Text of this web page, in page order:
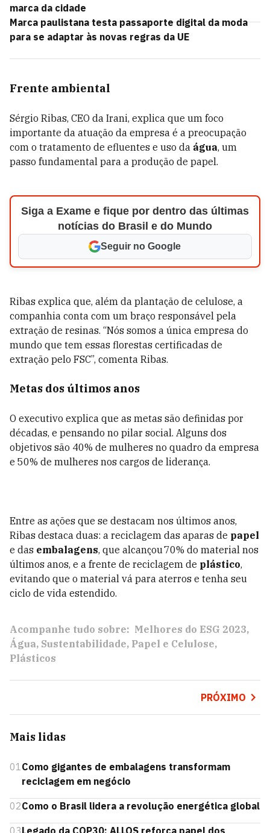
marca da cidade
Marca paulistana testa passaporte digital da moda
para se adaptar às novas regras da UE
Frente ambiental
Sérgio Ribas, CEO da Irani, explica que um foco
importante da atuação da empresa é a preocupação
com o tratamento de efluentes e uso da água, um
passo fundamental para a produção de papel.
Siga a Exame e fique por dentro das últimas
notícias do Brasil e do Mundo
Seguir no Google
Ribas explica que, além da plantação de celulose, a
companhia conta com um braço responsável pela
extração de resinas. “Nós somos a única empresa do
mundo que tem essas florestas certificadas de
extração pelo FSC”, comenta Ribas.
Metas dos últimos anos
O executivo explica que as metas são definidas por
décadas, e pensando no pilar social. Alguns dos
objetivos são 40% de mulheres no quadro da empresa
e 50% de mulheres nos cargos de liderança.
Entre as ações que se destacam nos últimos anos,
Ribas destaca duas: a reciclagem das aparas de papel
e das embalagens, que alcançou 70% do material nos
últimos anos, e a frente de reciclagem de plástico,
evitando que o material vá para aterros e tenha seu
ciclo de vida estendido.
Acompanhe tudo sobre: Melhores do ESG 2023
Água Sustentabilidade Papel e Celulose
Plásticos
PRÓXIMO
Mais lidas
01Como gigantes de embalagens transformam
reciclagem em negócio
02Como o Brasil lidera a revolução energética global
03Legado da COP30: ALLOS reforça papel dos